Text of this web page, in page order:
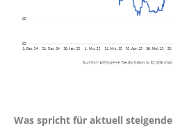
Was spricht für aktuell steigende